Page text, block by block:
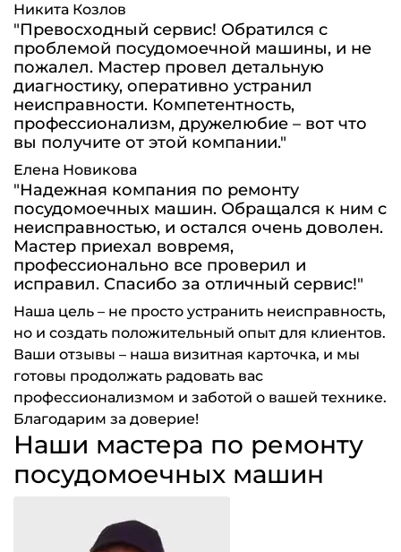
Никита Козлов
"Превосходный сервис! Обратился с
проблемой посудомоечной машины, и не
пожалел. Мастер провел детальную
диагностику, оперативно устранил
неисправности. Компетентность,
профессионализм, дружелюбие – вот что
вы получите от этой компании."
Елена Новикова
"Надежная компания по ремонту
посудомоечных машин. Обращался к ним с
неисправностью, и остался очень доволен.
Мастер приехал вовремя,
профессионально все проверил и
исправил. Спасибо за отличный сервис!"
Наша цель – не просто устранить неисправность,
но и создать положительный опыт для клиентов.
Ваши отзывы – наша визитная карточка, и мы
готовы продолжать радовать вас
профессионализмом и заботой о вашей технике.
Благодарим за доверие!
Наши мастера по ремонту
посудомоечных машин